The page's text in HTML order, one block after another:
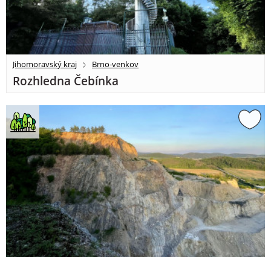
Jihomoravský kraj Brno-venkov
Rozhledna Čebínka